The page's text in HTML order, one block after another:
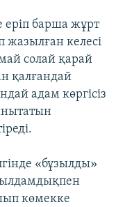
еріп барша жұрт
келесі
солай қарай
қалғандай
адам көргісіз
«бұзылды»
көмекке